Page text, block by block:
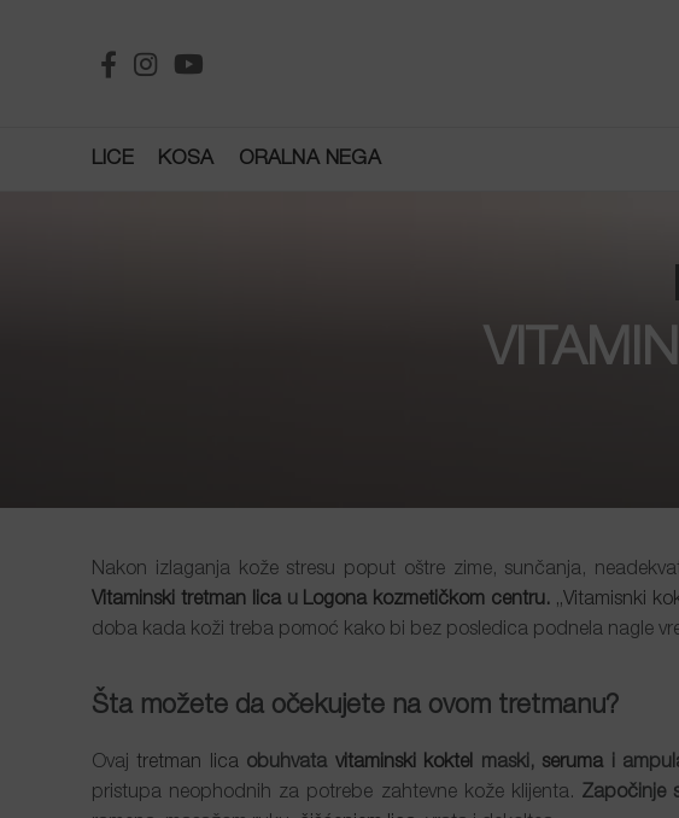
LICE KOSA ORALNA NEGA
Nakon izlaganja kože stresu poput oštre zime, sunčanja,
Vitaminski tretman lica u Logona kozmetičkom centru. „Vitamisnki
doba kada koži treba pomoć kako bi bez posledica podnela nagle
Šta možete da očekujete na ovom tretmanu?
Ovajtretman lica obuhvata vitaminski koktel maski,seruma i
pristupa neophodnih za potrebe zahtevne kože klijenta. Započinje